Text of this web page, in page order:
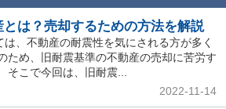
とは？売却するための方法を解説
、不動産の耐震性を気にされる方が多く
ため、旧耐震基準の不動産の売却に苦労す
そこで今回は、旧耐震...
2022-11-14